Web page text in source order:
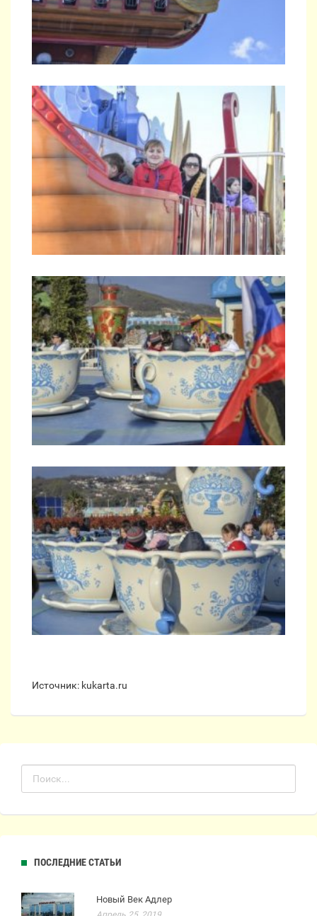
Источник: kukarta.ru
ПОСЛЕДНИЕ СТАТЬИ
Новый Век Адлер